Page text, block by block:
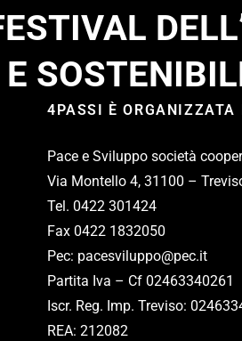
4PASSI È ORGANIZZATA
Pace e Sviluppo società
Via Montello 4, 31100 –
Tel. 0422 301424
Fax 0422 1832050
Pec: pacesviluppo@pec.it
Partita Iva – Cf 02463340261
Iscr. Reg. Imp. Treviso:
REA: 212082